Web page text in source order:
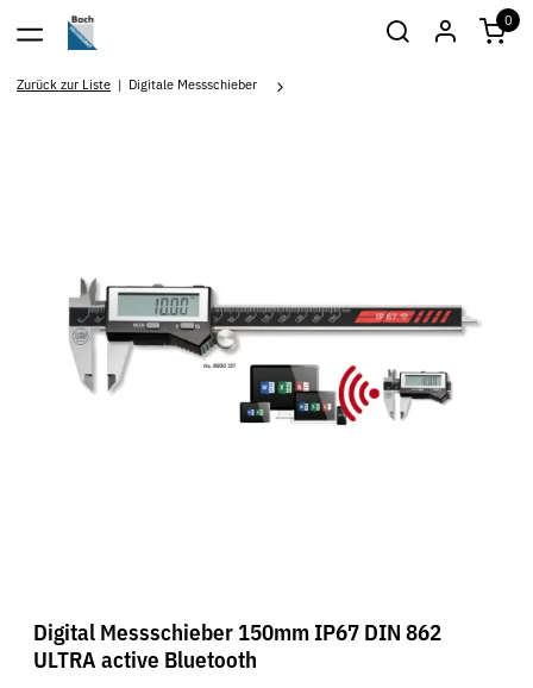
0
Zurück zur Liste Digitale Messschieber
Digital Messschieber 150mm IP67 DIN 862
ULTRA active Bluetooth